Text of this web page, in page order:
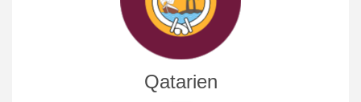
Qatarien